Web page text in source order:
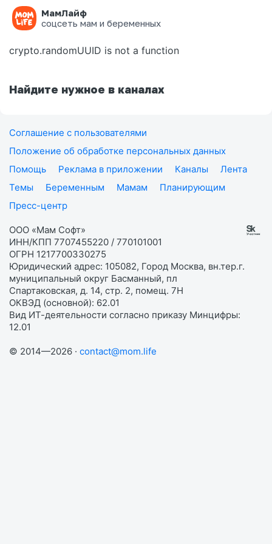
МамЛайф
соцсеть мам и беременных
Ошибка на странице
crypto.randomUUID is not a function
Найдите нужное в каналах
Соглашение с пользователями
Положение об обработке персональных данных
Помощь
Реклама в приложении Каналы
Лента
Темы
Беременным Мамам
Планирующим
Пресс-центр
ООО «Мам Софт»
ИНН/КПП 7707455220 / 770101001
ОГРН 1217700330275
Юридический адрес: 105082, Город Москва, вн.тер.г.
муниципальный округ Басманный, пл
Спартаковская, д. 14, стр. 2, помещ. 7Н
ОКВЭД (основной): 62.01
Вид ИТ-деятельности согласно приказу Минцифры:
12.01
© 2014—2026 · contact@mom.life